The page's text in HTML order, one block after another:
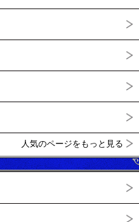
人気のページをもっと見る